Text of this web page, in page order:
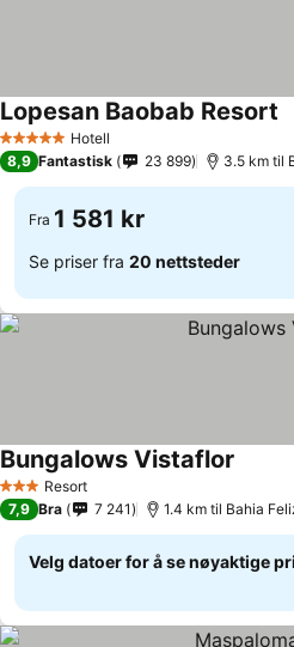
5 Stjerner Hotell
Lopesan Baobab Resort
8,9 Fantastisk 23 899 3.5 km til
Fra 1 581 kr
Se priser fra 20 nettsteder
3 StjernerResort
Bungalows Vistaflor
7,9 Bra 7 241 1.4 km til Bahia
Velg datoer for å se nøyaktige